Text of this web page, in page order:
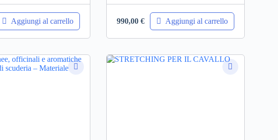
Aggiungi al carrello 990,00 € Aggiungi al carrello